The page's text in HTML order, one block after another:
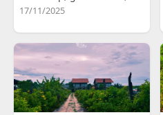
17/11/2025